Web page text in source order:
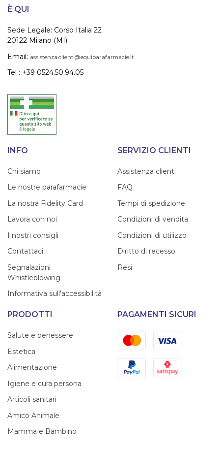
È QUI
Sede Legale: Corso Italia 22
20122 Milano (MI)
Email: assistenza.clienti@equiparafarmacie.it
Tel : +39 0524.50.94.05
INFO
Chi siamo
Le nostre parafarmacie
La nostra Fidelity Card
Lavora con noi
I nostri consigli
Contattaci
Segnalazioni
Whistleblowing
Informativa sull'accessibilità
SERVIZIO CLIENTI
Assistenza clienti
FAQ
Tempi di spedizione
Condizioni di vendita
Condizioni di utilizzo
Diritto di recesso
Resi
PRODOTTI
Salute e benessere
Estetica
Alimentazione
Igiene e cura persona
Articoli sanitari
Amico Animale
Mamma e Bambino
PAGAMENTI SICURI
MastercardVisa
PayPal Satispay